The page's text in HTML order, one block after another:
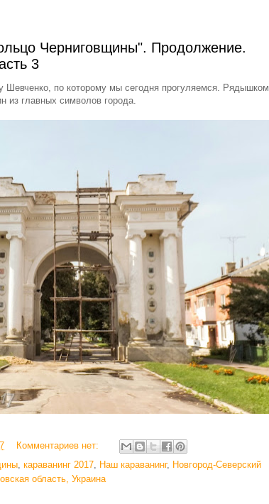
Черниговщины". Продолжение.
3
по которому мы сегодня прогуляемся. Рядышком
из главных символов города.
Комментариев нет:
, караванинг 2017, Наш караванинг, Новгород-Северский
область, Украина